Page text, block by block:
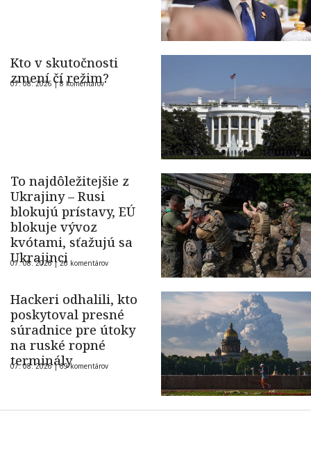
Kto v skutočnosti
zmení čí režim?
07. 08. 2026 |8 komentárov
To najdôležitejšie z
Ukrajiny – Rusi
blokujú prístavy, EÚ
blokuje vývoz
kvótami, sťažujú sa
Ukrajinci
07. 08. 2026 |26 komentárov
Hackeri odhalili, kto
poskytoval presné
súradnice pre útoky
na ruské ropné
terminály
07. 08. 2026 |69 komentárov